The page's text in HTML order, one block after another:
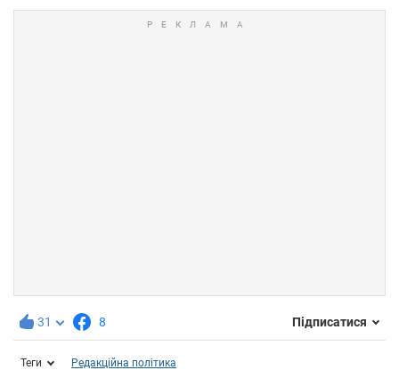
31 8 Підписатися
Теги Редакційна політика